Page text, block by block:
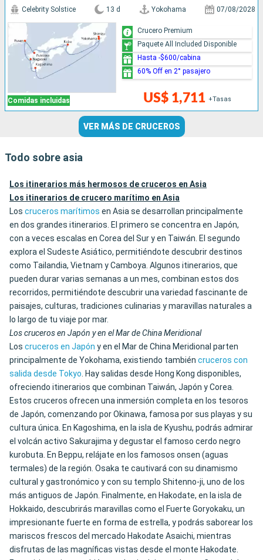
Comidas incluidas
Celebrity Solstice 13 d Yokohama 07/08/2028
US$ 1,711 +Tasas
Crucero Premium
Paquete All Included Disponible
Hasta -$600/cabina
60% Off en 2° pasajero
VER MÁS DE CRUCEROS
Todo sobre asia
Los itinerarios más hermosos de cruceros en Asia
Los itinerarios de crucero marítimo en Asia
Los cruceros marítimos en Asia se desarrollan principalmente
en dos grandes itinerarios. El primero se concentra en Japón,
con a veces escalas en Corea del Sur y en Taiwán. El segundo
explora el Sudeste Asiático, permitiéndote descubrir destinos
como Tailandia, Vietnam y Camboya. Algunos itinerarios, que
pueden durar varias semanas a un mes, combinan estos dos
recorridos, permitiéndote descubrir una variedad fascinante de
paisajes, culturas, tradiciones culinarias y maravillas naturales a
lo largo de tu viaje por mar.
Los cruceros en Japón y en el Mar de China Meridional
Los cruceros en Japón y en el Mar de China Meridional parten
principalmente de Yokohama, existiendo también cruceros con
salida desde Tokyo. Hay salidas desde Hong Kong disponibles,
ofreciendo itinerarios que combinan Taiwán, Japón y Corea.
Estos cruceros ofrecen una inmersión completa en los tesoros
de Japón, comenzando por Okinawa, famosa por sus playas y su
cultura única. En Kagoshima, en la isla de Kyushu, podrás admirar
el volcán activo Sakurajima y degustar el famoso cerdo negro
kurobuta. En Beppu, relájate en los famosos onsen (aguas
termales) de la región. Osaka te cautivará con su dinamismo
cultural y gastronómico y con su templo Shitenno-ji, uno de los
más antiguos de Japón. Finalmente, en Hakodate, en la isla de
Hokkaido, descubrirás maravillas como el Fuerte Goryokaku, un
impresionante fuerte en forma de estrella, y podrás saborear los
mariscos frescos del mercado Hakodate Asaichi, mientras
disfrutas de las magníficas vistas desde el monte Hakodate.